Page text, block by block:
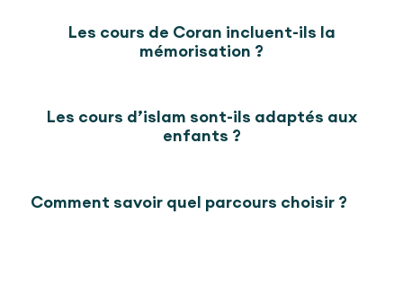
Les cours de Coran incluent-ils la
mémorisation ?
Les cours d’islam sont-ils adaptés aux
enfants ?
Comment savoir quel parcours choisir ?